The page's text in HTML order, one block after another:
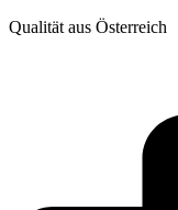
Qualität aus Österreich